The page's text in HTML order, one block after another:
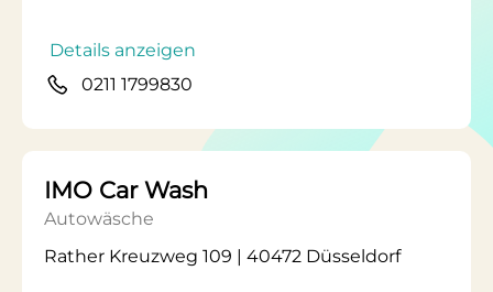
Details anzeigen
0211 1799830
IMO Car Wash
Autowäsche
Rather Kreuzweg 109 | 40472 Düsseldorf